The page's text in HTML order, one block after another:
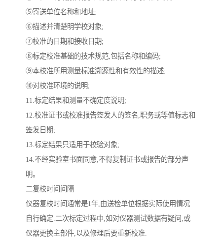
⑤寄送单位名称和地址;
⑥描述并清楚明学校对象;
⑦校准的日期和接收日期;
⑧标定校准基础的技术规范,包括名称和编码;
⑨本校准所用测量标准溯源性和有效性的描述;
⑩对校准环境的说明;
11.标定结果和测量不确定度说明;
12.校准证书或校准报告签发人的签名,职务或等值标志和
签发日期;
13.标定结果只适用于校验对象;
14.不经实验室书面同意,不得复制证书或报告的部分声
明。
二复校时间间隔
仪器复校时间通常是1年,由送检单位根据实际使用情况
自行确定.二次标定过程中,如对仪器测试数据有疑问,或
仪器更换主部件,以及修理后要重新校准.